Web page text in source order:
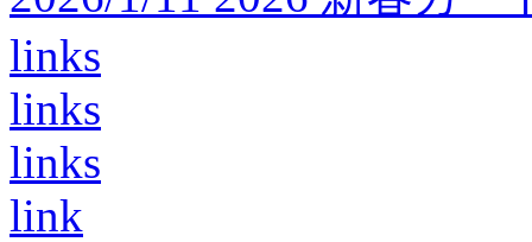
links
links
links
link